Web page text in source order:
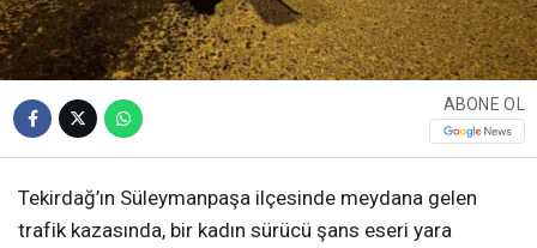
ABONE OL
Tekirdağ’ın Süleymanpaşa ilçesinde meydana gelen
trafik kazasında, bir kadın sürücü şans eseri yara